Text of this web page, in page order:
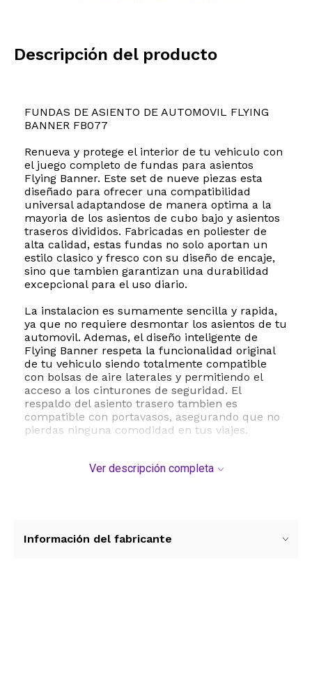
Descripción del producto
FUNDAS DE ASIENTO DE AUTOMOVIL FLYING
BANNER FB077
Renueva y protege el interior de tu vehiculo con
el juego completo de fundas para asientos
Flying Banner. Este set de nueve piezas esta
diseñado para ofrecer una compatibilidad
universal adaptandose de manera optima a la
mayoria de los asientos de cubo bajo y asientos
traseros divididos. Fabricadas en poliester de
alta calidad, estas fundas no solo aportan un
estilo clasico y fresco con su diseño de encaje,
sino que tambien garantizan una durabilidad
excepcional para el uso diario.
La instalacion es sumamente sencilla y rapida,
ya que no requiere desmontar los asientos de tu
automovil. Ademas, el diseño inteligente de
Flying Banner respeta la funcionalidad original
de tu vehiculo siendo totalmente compatible
con bolsas de aire laterales y permitiendo el
acceso a los cinturones de seguridad. El
respaldo del asiento trasero tambien es
compatible con portavasos, asegurando que no
pierdas ninguna comodidad en tus viajes.
apoyacabezas, dos fundas para asientos
rayos UV, manteniendo un ambiente limpio y
Ver descripción completa
Información del fabricante